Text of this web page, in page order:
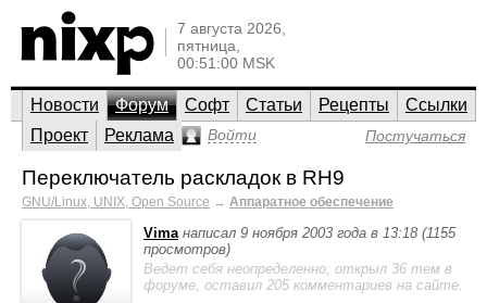
7 августа 2026,
пятница,
00:51:00 MSK
Новости Форум Софт Статьи Рецепты
Ссылки
Проект
Реклама Войти Постучаться
Переключатель раскладок в RH9
GNU/Linux, UNIX, Open Source → Аппаратное обеспечение
Vima написал 9 ноября 2003 года в 13:18 (1155
просмотров)
Ведет себя неопределенно; открыл 36 тем в
форуме, оставил 205 комментариев на сайте.